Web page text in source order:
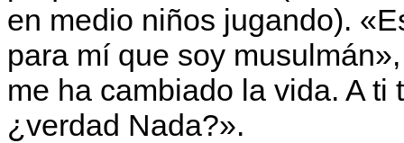
en medio niños jugando).
para mí que soy
me ha cambiado la vida. A
¿verdad Nada?».